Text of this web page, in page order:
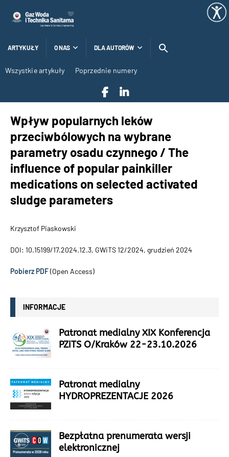
ARTYKUŁY O NAS DLA AUTORÓW
Wszystkie artykuły Poprzednie numery
Wpływ popularnych leków
przeciwbólowych na wybrane
parametry osadu czynnego / The
influence of popular painkiller
medications on selected activated
sludge parameters
Krzysztof Piaskowski
DOI: 10.15199/17.2024.12.3, GWiTS 12/2024, grudzień 2024
Pobierz PDF(Open Access)
INFORMACJE
Patronat medialny XIX Konferencja
PZiTS O/Kraków 22-23.10.2026
Patronat medialny
HYDROPREZENTACJE 2026
Bezpłatna prenumerata wersji
elektronicznej